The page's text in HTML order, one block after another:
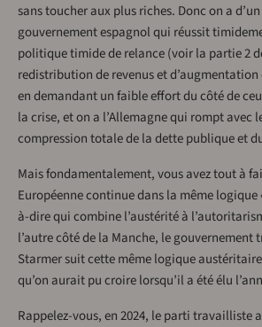
sans toucher aux plus riches. Donc on a
gouvernement espagnol qui réussit
politique timide de relance (voir la partie 2
redistribution de revenus et d’augmentation
en demandant un faible effort du côté de
la crise, et on a l’Allemagne qui rompt avec
compression totale de la dette publique et
Mais fondamentalement, vous avez tout à
Européenne continue dans la même logique
à-dire qui combine l’austérité à
l’autre côté de la Manche, le gouvernement
Starmer suit cette même logique
qu’on aurait pu croire lorsqu’il a été élu
Rappelez-vous, en 2024, le parti travailliste